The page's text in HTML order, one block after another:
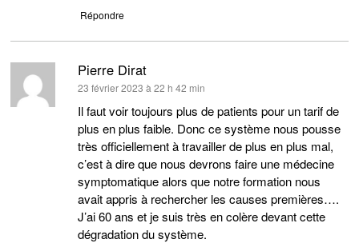
Répondre
Pierre Dirat
dit :
23 février 2023 à 22 h 42 min
Il faut voir toujours plus de patients pour un tarif de
plus en plus faible. Donc ce système nous pousse
très officiellement à travailler de plus en plus mal,
c’est à dire que nous devrons faire une médecine
symptomatique alors que notre formation nous
avait appris à rechercher les causes premières….
J’ai 60 ans et je suis très en colère devant cette
dégradation du système.